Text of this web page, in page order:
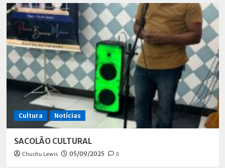
Cultura Notícias
SACOLÃO CULTURAL
Chuchu Lewis 05/09/2025 0